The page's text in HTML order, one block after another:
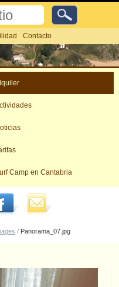
Contacto
Camp en Cantabria
/ Panorama_07.jpg